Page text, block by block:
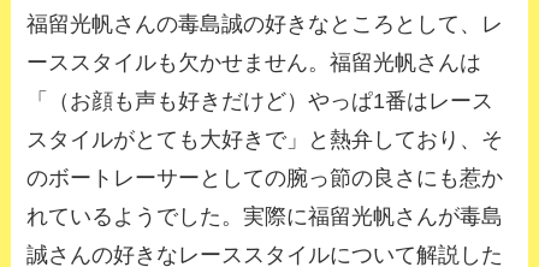
福留光帆さんの毒島誠の好きなところとして、レ
ーススタイルも欠かせません。福留光帆さんは
「（お顔も声も好きだけど）やっぱ1番はレース
スタイルがとても大好きで」と熱弁しており、そ
のボートレーサーとしての腕っ節の良さにも惹か
れているようでした。実際に福留光帆さんが毒島
誠さんの好きなレーススタイルについて解説した